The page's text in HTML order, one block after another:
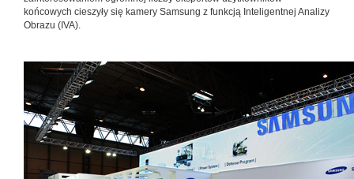
końcowych cieszyły się kamery Samsung z funkcją Inteligentnej Analizy
Obrazu (IVA).